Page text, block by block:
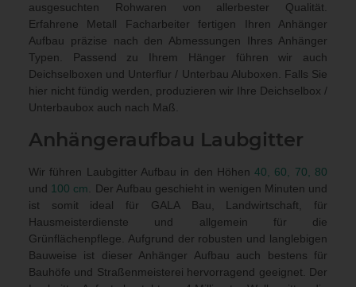
ausgesuchten Rohwaren von allerbester Qualität.
Erfahrene Metall Facharbeiter fertigen Ihren Anhänger
Aufbau präzise nach den Abmessungen Ihres Anhänger
Typen. Passend zu Ihrem Hänger führen wir auch
Deichselboxen und Unterflur / Unterbau Aluboxen . Falls Sie
hier nicht fündig werden, produzieren wir Ihre Deichselbox /
Unterbaubox auch nach Maß
Anhängeraufbau Laubgitter
Wir führen Laubgitter Aufbau in den Höhen40, 60, 70, 80
und 100 cm . Der Aufbau geschieht in wenigen Minuten und
ist somit ideal für GALA Bau, Landwirtschaft, für
Hausmeisterdienste und allgemein für die
Grünflächenpflege. Aufgrund der robusten und langlebigen
Bauweise ist dieser Anhänger Aufbau auch bestens für
Bauhöfe und Straßenmeisterei hervorragend geeignet. Der